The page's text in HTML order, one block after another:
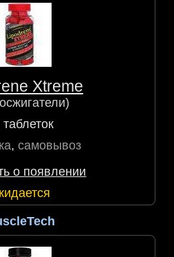
Xtreme
, самовывоз
о появлении